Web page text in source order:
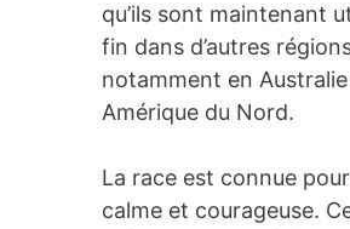
qu’ils sont maintenant
fin dans d’autres
notamment en
Amérique du Nord.
La race est connue
calme et courageuse.